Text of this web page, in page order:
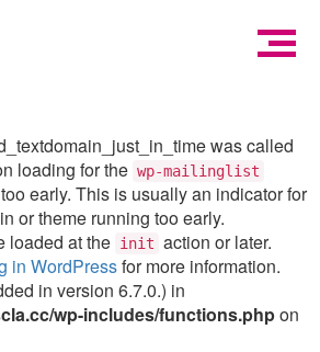
was called
loading for the wp-mailinglist
early. This is usually an indicator for
or theme running too early.
loaded at the init action or later.
in WordPressfor more information.
in version 6.7.0.) in
wp-includes/functions.phpon